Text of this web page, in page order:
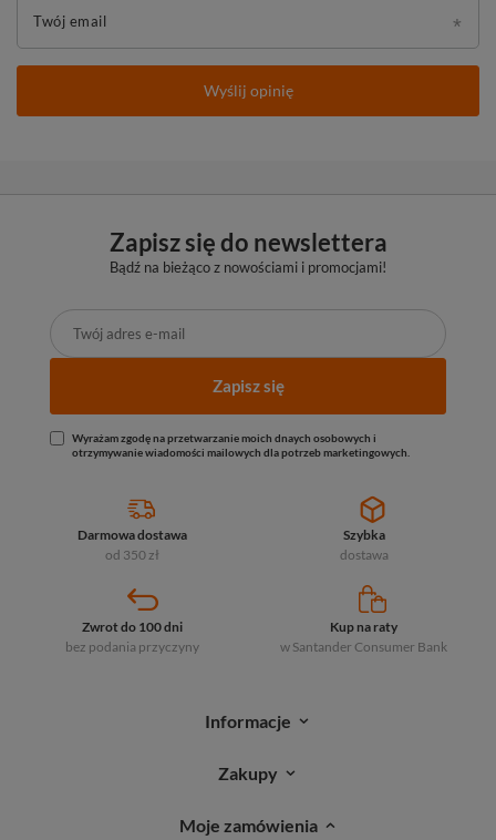
Twój email
Wyślij opinię
Zapisz się do newslettera
Bądź na bieżąco z nowościami i promocjami!
Zapisz się
Wyrażam zgodę na przetwarzanie moich dnaych osobowych i
otrzymywanie wiadomości mailowych dla potrzeb marketingowych.
Darmowa dostawa
od 350 zł
Szybka
dostawa
Zwrot do 100 dni
bez podania przyczyny
Kup na raty
w Santander Consumer Bank
Informacje
Zakupy
Moje zamówienia